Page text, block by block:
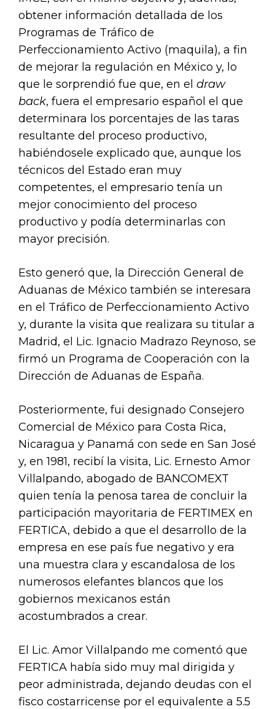
obtener información detallada de los
Programas de Tráfico de
Perfeccionamiento Activo (maquila), a fin
de mejorar la regulación en México y, lo
que le sorprendió fue que, en el draw
back, fuera el empresario español el que
determinara los porcentajes de las taras
resultante del proceso productivo,
habiéndosele explicado que, aunque los
técnicos del Estado eran muy
competentes, el empresario tenía un
mejor conocimiento del proceso
productivo y podía determinarlas con
mayor precisión.
Esto generó que, la Dirección General de
Aduanas de México también se interesara
en el Tráfico de Perfeccionamiento Activo
y, durante la visita que realizara su titular a
Madrid, el Lic. Ignacio Madrazo Reynoso, se
firmó un Programa de Cooperación con la
Dirección de Aduanas de España.
Posteriormente, fui designado Consejero
Comercial de México para Costa Rica,
Nicaragua y Panamá con sede en San José
y, en 1981, recibí la visita, Lic. Ernesto Amor
Villalpando, abogado de BANCOMEXT
quien tenía la penosa tarea de concluir la
participación mayoritaria de FERTIMEX en
FERTICA, debido a que el desarrollo de la
empresa en ese país fue negativo y era
una muestra clara y escandalosa de los
numerosos elefantes blancos que los
gobiernos mexicanos están
acostumbrados a crear.
El Lic. Amor Villalpando me comentó que
FERTICA había sido muy mal dirigida y
peor administrada, dejando deudas con el
fisco costarricense por el equivalente a 5.5